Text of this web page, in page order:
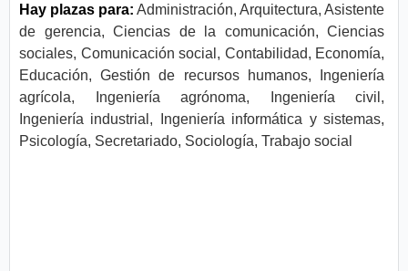
Hay plazas para: Administración, Arquitectura, Asistente
de gerencia, Ciencias de la comunicación, Ciencias
sociales, Comunicación social, Contabilidad, Economía,
Educación, Gestión de recursos humanos, Ingeniería
agrícola, Ingeniería agrónoma, Ingeniería civil,
Ingeniería industrial, Ingeniería informática y sistemas,
Psicología, Secretariado, Sociología, Trabajo social